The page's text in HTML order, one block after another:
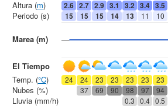
2.6 2.7 2.9 3.1 3.2 3.4 3.5
15
15 15 14 13 11 10
24 24 23 23 23 23 23
37
69 90 98 97 94
0.3 0.4 0.5
Altura (m)
Periodo (s)
Marea (m)
El Tiempo
Temp. (°C)
Nubes (%)
Lluvia (mm/h)